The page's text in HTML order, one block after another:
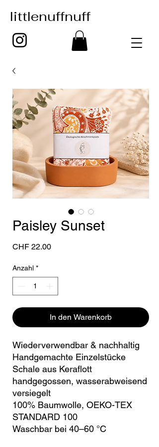
littlenuffnuff
Paisley Sunset
CHF 22.00Preis
Anzahl *
In den Warenkorb
Wiederverwendbar & nachhaltig
Handgemachte Einzelstücke
Schale aus Keraflott
handgegossen, wasserabweisend
versiegelt
100% Baumwolle, OEKO-TEX
STANDARD 100
Waschbar bei 40–60 °C